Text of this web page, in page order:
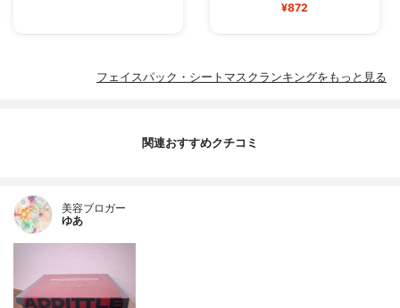
¥872
フェイスパック・シートマスクランキングをもっと見る
関連おすすめクチコミ
美容ブロガー
ゆあ